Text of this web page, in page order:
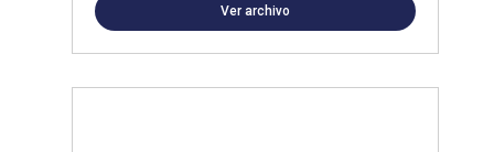
Ver archivo